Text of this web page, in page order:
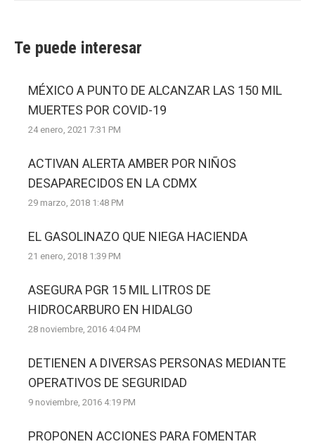
Te puede interesar
MÉXICO A PUNTO DE ALCANZAR LAS 150 MIL
MUERTES POR COVID-19
24 enero, 2021 7:31 PM
ACTIVAN ALERTA AMBER POR NIÑOS
DESAPARECIDOS EN LA CDMX
29 marzo, 2018 1:48 PM
EL GASOLINAZO QUE NIEGA HACIENDA
21 enero, 2018 1:39 PM
ASEGURA PGR 15 MIL LITROS DE
HIDROCARBURO EN HIDALGO
28 noviembre, 2016 4:04 PM
DETIENEN A DIVERSAS PERSONAS MEDIANTE
OPERATIVOS DE SEGURIDAD
9 noviembre, 2016 4:19 PM
PROPONEN ACCIONES PARA FOMENTAR